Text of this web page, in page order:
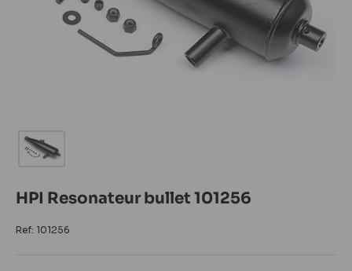
HPI Resonateur bullet 101256
Ref: 101256